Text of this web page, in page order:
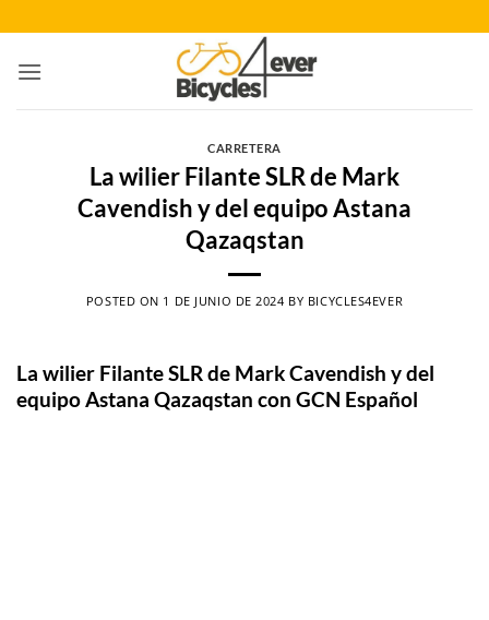
al
contenido
CARRETERA
La wilier Filante SLR de Mark
Cavendish y del equipo Astana
Qazaqstan
POSTED ON 1 DE JUNIO DE 2024 BY BICYCLES4EVER
La wilier Filante SLR de Mark Cavendish y del
equipo Astana Qazaqstan con GCN Español